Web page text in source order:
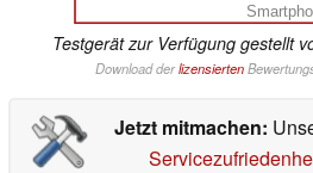
Testgerät zur Verfügung gestellt
Download derlizensierten
Jetzt mitmachen: